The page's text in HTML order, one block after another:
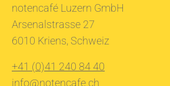
notencafé Luzern GmbH
Arsenalstrasse 27
6010 Kriens, Schweiz
+41 (0)41 240 84 40
info@notencafe.ch